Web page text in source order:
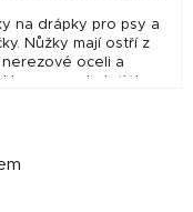
na drápky pro psy a
Nůžky mají ostří z
nerezové oceli a